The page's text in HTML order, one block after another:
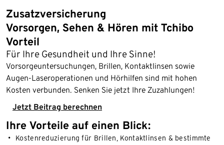
Zusatzversicherung
Vorsorgen, Sehen & Hören mit Tchibo
Vorteil
Für Ihre Gesundheit und Ihre Sinne!
Vorsorgeuntersuchungen, Brillen, Kontaktlinsen sowie
Augen-Laseroperationen und Hörhilfen sind mit hohen
Kosten verbunden. Senken Sie jetzt Ihre Zuzahlungen!
Jetzt Beitrag berechnen
Ihre Vorteile auf einen Blick:
Kostenreduzierung für Brillen, Kontaktlinsen & bestimmte